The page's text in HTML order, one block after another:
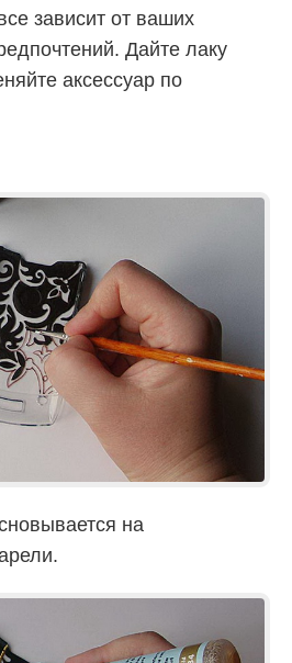
зависит от ваших
Дайте лаку
аксессуар по
на